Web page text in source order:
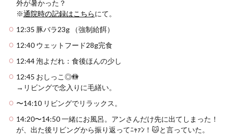
外が暑かった？
※通院時の記録はこちらにて。
12:35 豚バラ23g （強制給餌）
12:40 ウェットフード28g完食
12:44 泡よだれ：食後ほんの少し
12:45 おしっこ◎🚻
→リビングで念入りに毛繕い。
〜14:10 リビングでリラックス。
14:20〜14:50 一緒にお風呂。アンさんだけ先に出てしまった！
が、出た後リビングから振り返ってﾆｬｧﾝ！🐱と言っていた。